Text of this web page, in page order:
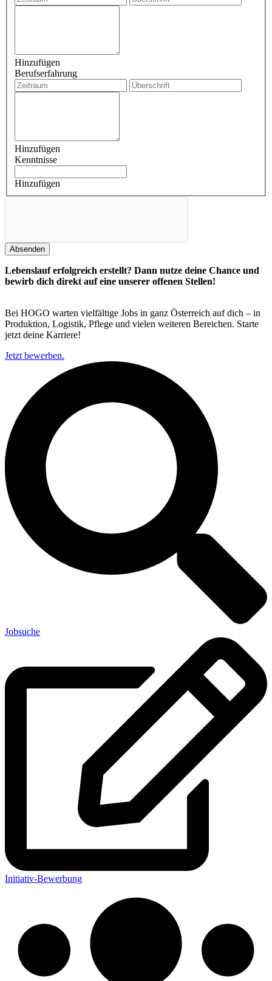
Hinzufügen
Berufserfahrung
Hinzufügen
Kenntnisse
Hinzufügen
Absenden
Lebenslauf erfolgreich erstellt? Dann nutze deine Chance und
bewirb dich direkt auf eine unserer offenen Stellen!
Bei HOGO warten vielfältige Jobs in ganz Österreich auf dich – in
Produktion, Logistik, Pflege und vielen weiteren Bereichen. Starte
jetzt deine Karriere!
Jetzt bewerben.
Jobsuche
Initiativ-Bewerbung